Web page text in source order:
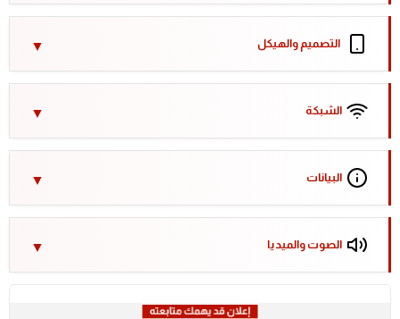
التصميم والهيكل
الشبكة
البيانات
الصوت والميديا